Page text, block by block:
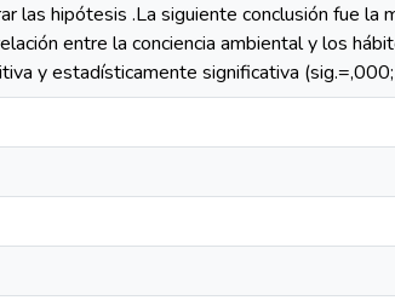
las hipótesis .La siguiente conclusión fue la
entre la conciencia ambiental y los
y estadísticamente significativa